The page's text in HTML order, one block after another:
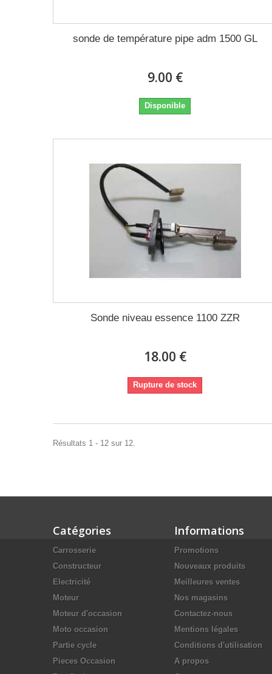
sonde de température pipe adm 1500 GL
9.00 €
Disponible
Sonde niveau essence 1100 ZZR
18.00 €
Rupture de stock
Résultats 1 - 12 sur 12.
Catégories
Carrosserie
Constructeur
Electricité
Moteur
Moteur d'occasion
Moto occasion
Partie cycle
Pieces Occasion
Informations
Promotions
Nouveaux produits
Meilleures ventes
Nos magasins
Contactez-nous
Mentions légales
Conditions d'utilisation
A propos